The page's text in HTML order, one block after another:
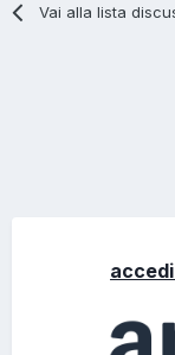
Vai alla lista